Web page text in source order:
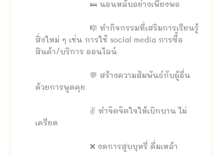
🛌 นอนหลับอย่างเพียงพอ
🎼 ทำกิจกรรมที่เสริมการเรียนรู้
สิ่งใหม่ ๆ เช่น การใช้ social media การซื้อ
สินค้า/บริการ ออนไลน์
💬 สร้างความสัมพันธ์กับผู้อื่น
ด้วยการพูดคุย
✌ ทำจิตจิตใจให้เบิกบาน ไม่
เครียด
❌ งดการสูบบุหรี่ ดื่มเหล้า